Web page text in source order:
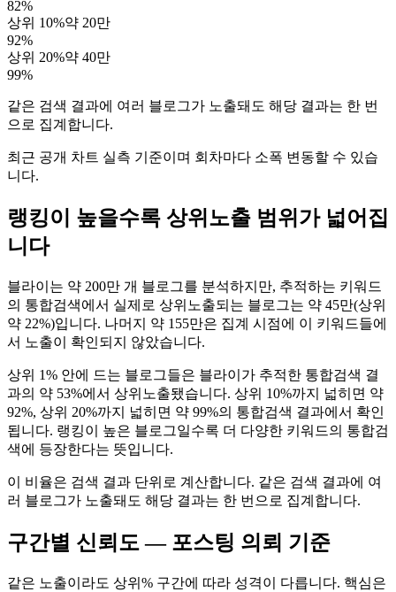
82%
상위 10%약 20만
92%
상위 20%약 40만
99%
같은 검색 결과에 여러 블로그가 노출돼도 해당 결과는 한 번
으로 집계합니다.
최근 공개 차트 실측 기준이며 회차마다 소폭 변동할 수 있습
니다.
랭킹이 높을수록 상위노출 범위가 넓어집
니다
블라이는 약 200만 개 블로그를 분석하지만, 추적하는 키워드
의 통합검색에서 실제로 상위노출되는 블로그는 약 45만(상위
약 22%)입니다. 나머지 약 155만은 집계 시점에 이 키워드들에
서 노출이 확인되지 않았습니다.
상위 1% 안에 드는 블로그들은 블라이가 추적한 통합검색 결
과의 약 53%에서 상위노출됐습니다. 상위 10%까지 넓히면 약
92%, 상위 20%까지 넓히면 약 99%의 통합검색 결과에서 확인
됩니다. 랭킹이 높은 블로그일수록 더 다양한 키워드의 통합검
색에 등장한다는 뜻입니다.
이 비율은 검색 결과 단위로 계산합니다. 같은 검색 결과에 여
러 블로그가 노출돼도 해당 결과는 한 번으로 집계합니다.
구간별 신뢰도 — 포스팅 의뢰 기준
같은 노출이라도 상위% 구간에 따라 성격이 다릅니다. 핵심은